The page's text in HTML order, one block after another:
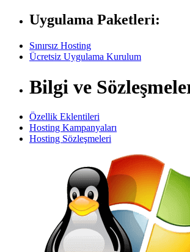
Uygulama Paketleri:
Sınırsız Hosting
Ücretsiz Uygulama Kurulum
Bilgi ve
Özellik Eklentileri
Hosting Kampanyaları
Hosting Sözleşmeleri